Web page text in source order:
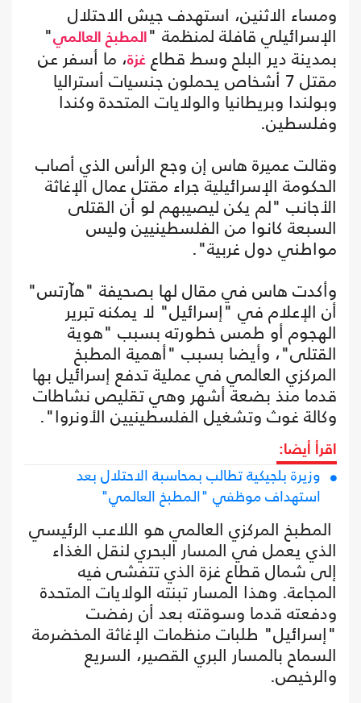
ومساء الاثنين، استهدف جيش الاحتلال
الإسرائيلي قافلة لمنظمة " المطبخ العالمي"
بمدينة دير البلح وسط قطاع غزة، ما أسفر عن
مقتل 7 أشخاص يحملون جنسيات أستراليا
وبولندا وبريطانيا والولايات المتحدة وكندا
وفلسطين.
وقالت عميرة هاس إن وجع الرأس الذي أصاب
الحكومة الإسرائيلية جراء مقتل عمال الإغاثة
الأجانب "لم يكن ليصيبهم لو أن القتلى
السبعة كانوا من الفلسطينيين وليس
مواطني دول غربية".
وأكدت هاس في مقال لها بصحيفة "هآرتس"
أن الإعلام في "إسرائيل" لا يمكنه تبرير
الهجوم أو طمس خطورته بسبب "هوية
القتلى"، وأيضا بسبب "أهمية المطبخ
المركزي العالمي في عملية تدفع إسرائيل بها
قدما منذ بضعة أشهر وهي تقليص نشاطات
وكالة غوث وتشغيل الفلسطينيين الأونروا".
اقرأ أيضا:
وزيرة بلجيكية تطالب بمحاسبة الاحتلال بعد
استهداف موظفي "المطبخ العالمي"
المطبخ المركزي العالمي هو اللاعب الرئيسي
الذي يعمل في المسار البحري لنقل الغذاء
إلى شمال قطاع غزة الذي تتفشى فيه
المجاعة. وهذا المسار تبنته الولايات المتحدة
ودفعته قدما وسوقته بعد أن رفضت
"إسرائيل" طلبات منظمات الإغاثة المخضرمة
السماح بالمسار البري القصير، السريع
والرخيص.